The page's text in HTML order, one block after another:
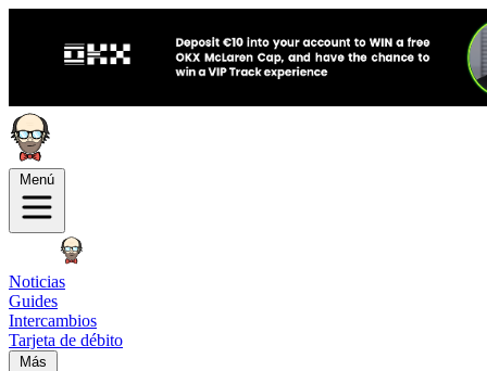
Menú
Noticias
Guides
Intercambios
Tarjeta de débito
Más